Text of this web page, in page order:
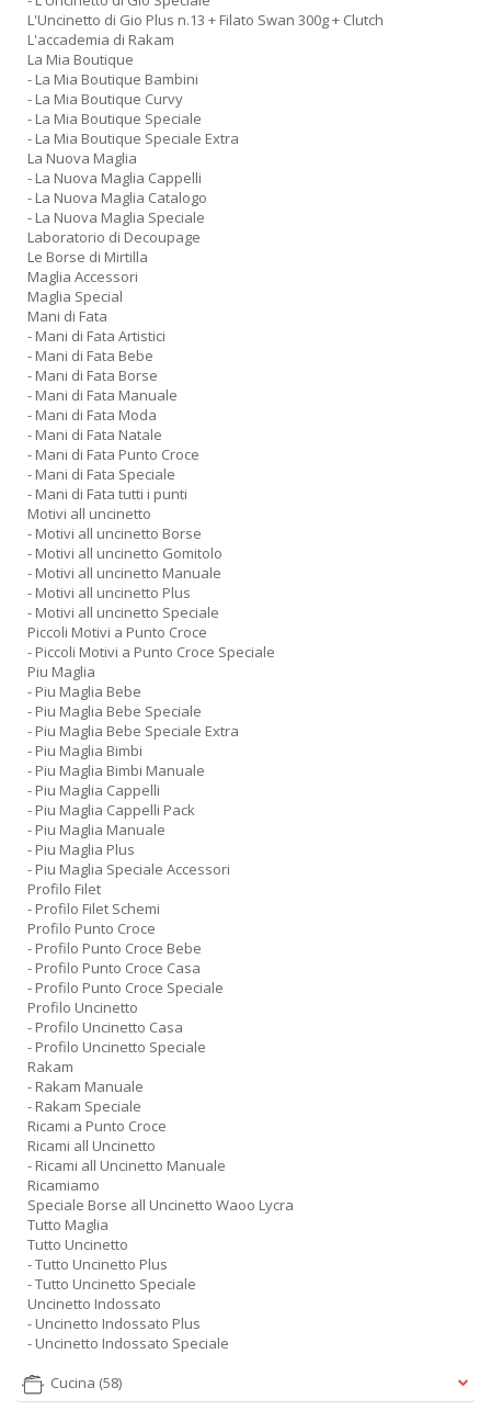
L'Uncinetto di Gio Plus n.13 + Filato Swan 300g + Clutch
L'accademia di Rakam
La Mia Boutique
- La Mia Boutique Bambini
- La Mia Boutique Curvy
- La Mia Boutique Speciale
- La Mia Boutique Speciale Extra
La Nuova Maglia
- La Nuova Maglia Cappelli
- La Nuova Maglia Catalogo
- La Nuova Maglia Speciale
Laboratorio di Decoupage
Le Borse di Mirtilla
Maglia Accessori
Maglia Special
Mani di Fata
- Mani di Fata Artistici
- Mani di Fata Bebe
- Mani di Fata Borse
- Mani di Fata Manuale
- Mani di Fata Moda
- Mani di Fata Natale
- Mani di Fata Punto Croce
- Mani di Fata Speciale
- Mani di Fata tutti i punti
Motivi all uncinetto
- Motivi all uncinetto Borse
- Motivi all uncinetto Gomitolo
- Motivi all uncinetto Manuale
- Motivi all uncinetto Plus
- Motivi all uncinetto Speciale
Piccoli Motivi a Punto Croce
- Piccoli Motivi a Punto Croce Speciale
Piu Maglia
- Piu Maglia Bebe
- Piu Maglia Bebe Speciale
- Piu Maglia Bebe Speciale Extra
- Piu Maglia Bimbi
- Piu Maglia Bimbi Manuale
- Piu Maglia Cappelli
- Piu Maglia Cappelli Pack
- Piu Maglia Manuale
- Piu Maglia Plus
- Piu Maglia Speciale Accessori
Profilo Filet
- Profilo Filet Schemi
Profilo Punto Croce
- Profilo Punto Croce Bebe
- Profilo Punto Croce Casa
- Profilo Punto Croce Speciale
Profilo Uncinetto
- Profilo Uncinetto Casa
- Profilo Uncinetto Speciale
Rakam
- Rakam Manuale
- Rakam Speciale
Ricami a Punto Croce
Ricami all Uncinetto
- Ricami all Uncinetto Manuale
Ricamiamo
Speciale Borse all Uncinetto Waoo Lycra
Tutto Maglia
Tutto Uncinetto
- Tutto Uncinetto Plus
- Tutto Uncinetto Speciale
Uncinetto Indossato
- Uncinetto Indossato Plus
- Uncinetto Indossato Speciale
Cucina (58)